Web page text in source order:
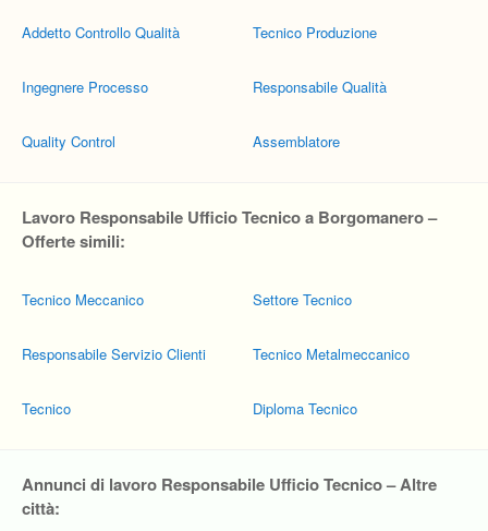
Addetto Controllo Qualità
Ingegnere Processo
Quality Control
Tecnico Produzione
Responsabile Qualità
Assemblatore
Lavoro Responsabile Ufficio Tecnico a Borgomanero –
Offerte simili:
Tecnico Meccanico
Responsabile Servizio Clienti
Tecnico
Settore Tecnico
Tecnico Metalmeccanico
Diploma Tecnico
Annunci di lavoro Responsabile Ufficio Tecnico – Altre
città: